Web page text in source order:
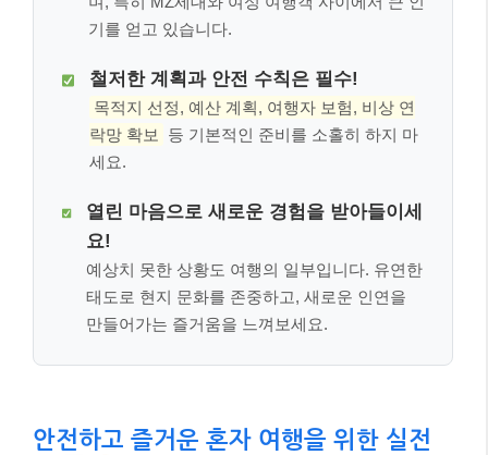
기를 얻고 있습니다.
철저한 계획과 안전 수칙은 필수!
목적지 선정, 예산 계획, 여행자 보험, 비상 연
락망 확보
등 기본적인 준비를 소홀히 하지 마
세요.
열린 마음으로 새로운 경험을 받아들이세
요!
예상치 못한 상황도 여행의 일부입니다. 유연한
태도로 현지 문화를 존중하고, 새로운 인연을
만들어가는 즐거움을 느껴보세요.
안전하고 즐거운 혼자 여행을 위한 실전